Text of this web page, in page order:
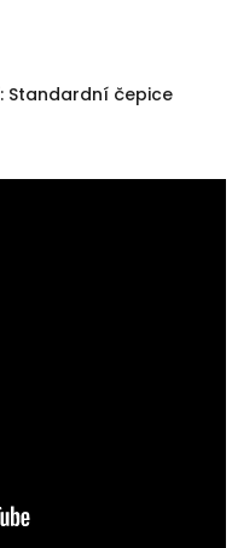
Standardní čepice